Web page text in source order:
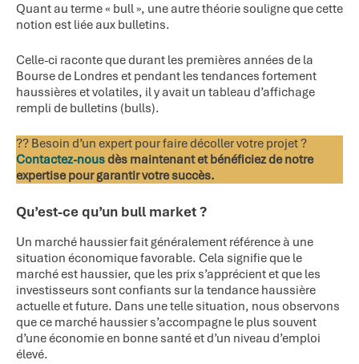
Quant au terme « bull », une autre théorie souligne que cette
notion est liée aux bulletins.
Celle-ci raconte que durant les premières années de la
Bourse de Londres et pendant les tendances fortement
haussières et volatiles, il y avait un tableau d’affichage
rempli de bulletins (bulls).
?‍? Besoin d’un expert pour faire décoller votre projet ?
Contactez-nousdès maintenant et bénéficiez de notre
expertise pour garantir votre succès.
Qu’est-ce qu’un bull market ?
Un marché haussier fait généralement référence à une
situation économique favorable. Cela signifie que le
marché est haussier, que les prix s’apprécient et que les
investisseurs sont confiants sur la tendance haussière
actuelle et future. Dans une telle situation, nous observons
que ce marché haussier s’accompagne le plus souvent
d’une économie en bonne santé et d’un niveau d’emploi
élevé.